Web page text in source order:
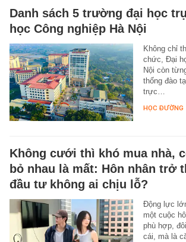
Danh sách 5 trường đại học
học Công nghiệp Hà Nội
Không chỉ
chức, Đại
Nội còn
thống đào
trực…
HỌC ĐƯỜNG
Không cưới thì khó mua nhà,
bỏ nhau là mất: Hôn nhân trở
đầu tư không ai chịu lỗ?
Động lực
một cuộc
phù hợp,
cái, mà là